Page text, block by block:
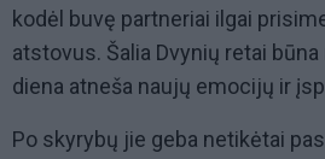
kodėl buvę partneriai ilgai
atstovus. Šalia Dvynių retai
diena atneša naujų emocijų ir
Po skyrybų jie geba netikėtai